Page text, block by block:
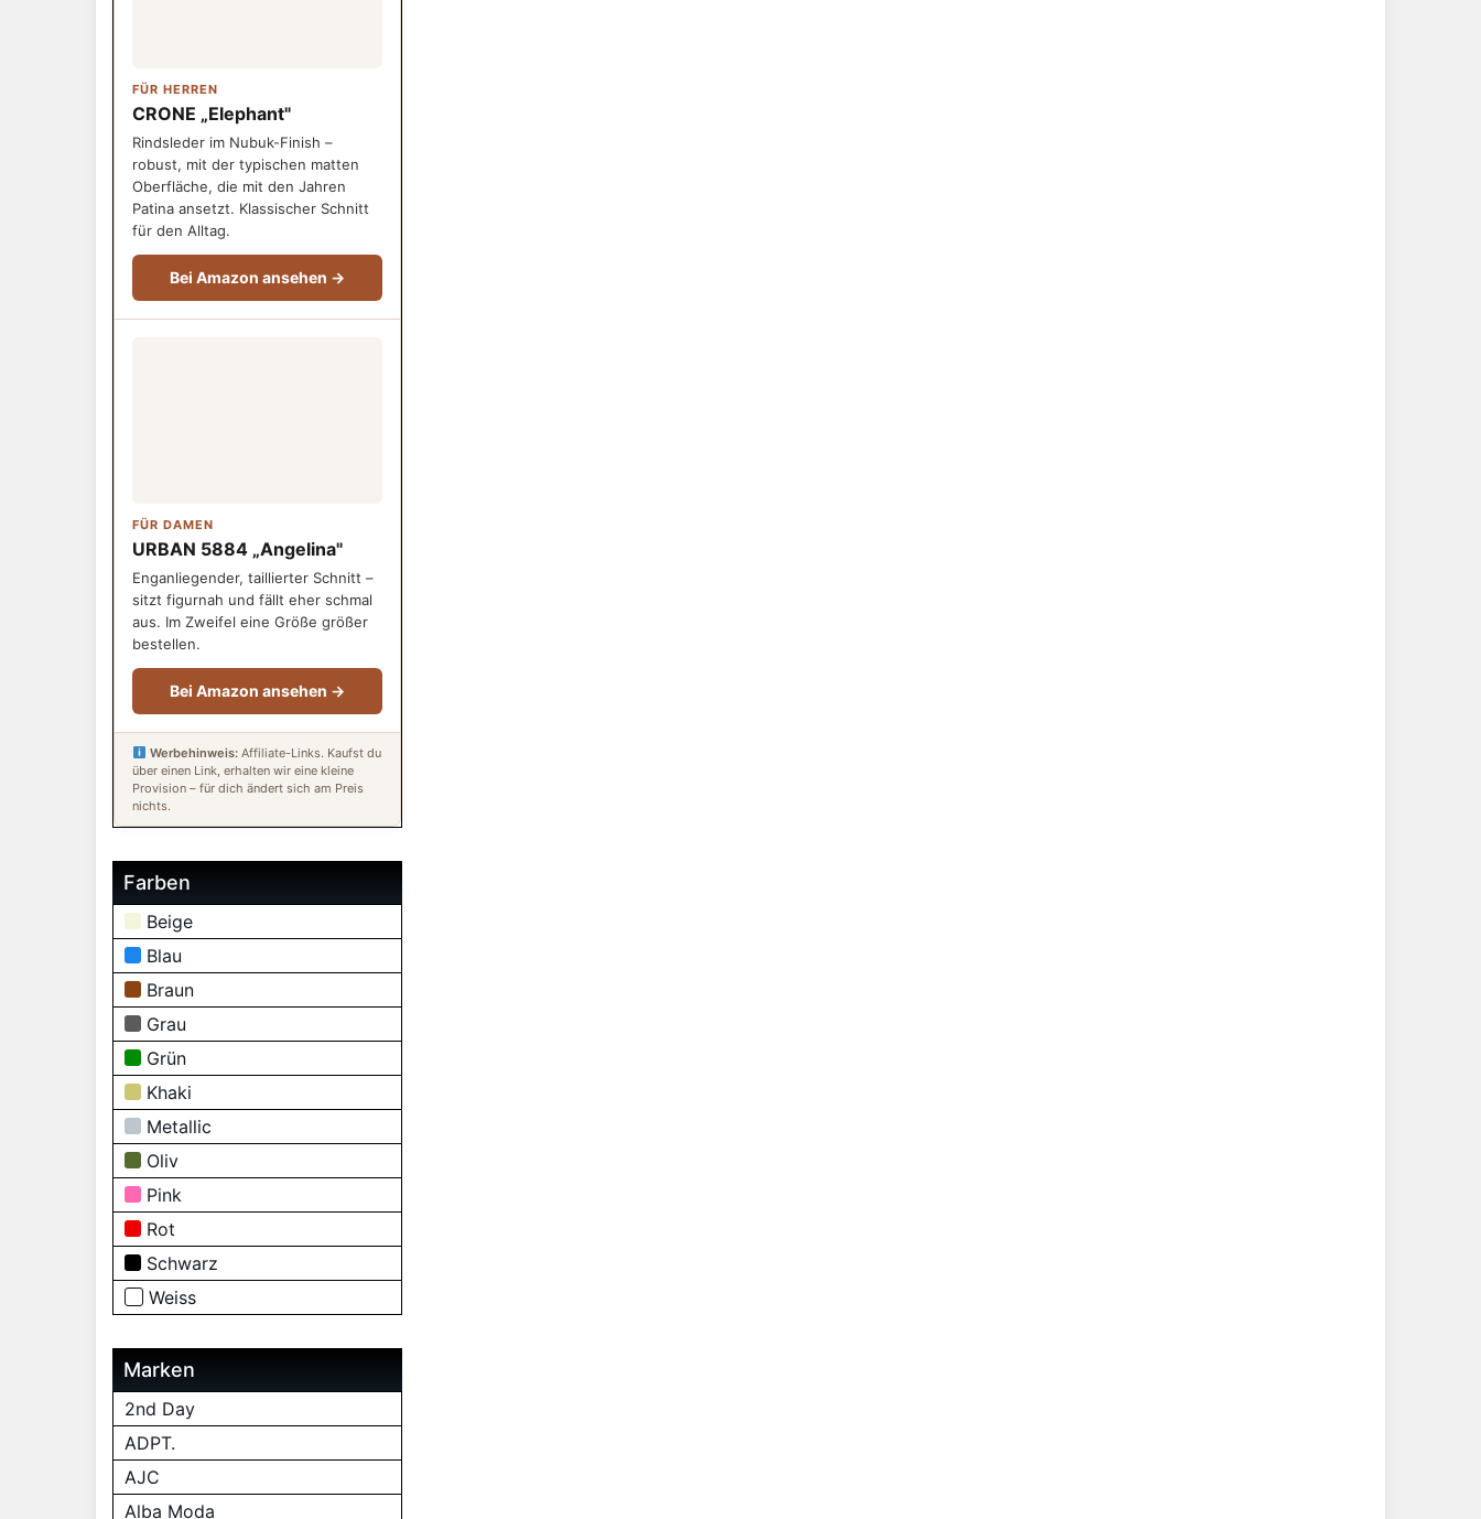
FÜR HERREN
CRONE „Elephant"
Rindsleder im Nubuk-Finish –
robust, mit der typischen matten
Oberfläche, die mit den Jahren
Patina ansetzt. Klassischer Schnitt
für den Alltag.
Bei Amazon ansehen →
FÜR DAMEN
URBAN 5884 „Angelina"
Enganliegender, taillierter Schnitt –
sitzt figurnah und fällt eher schmal
aus. Im Zweifel eine Größe größer
bestellen.
Bei Amazon ansehen →
Werbehinweis:Affiliate-Links. Kaufst du
über einen Link, erhalten wir eine kleine
Provision – für dich ändert sich am Preis
nichts.
Farben
Beige
Blau
Braun
Grau
Grün
Khaki
Metallic
Oliv
Pink
Rot
Schwarz
Weiss
Marken
2nd Day
ADPT.
AJC
Alba Moda